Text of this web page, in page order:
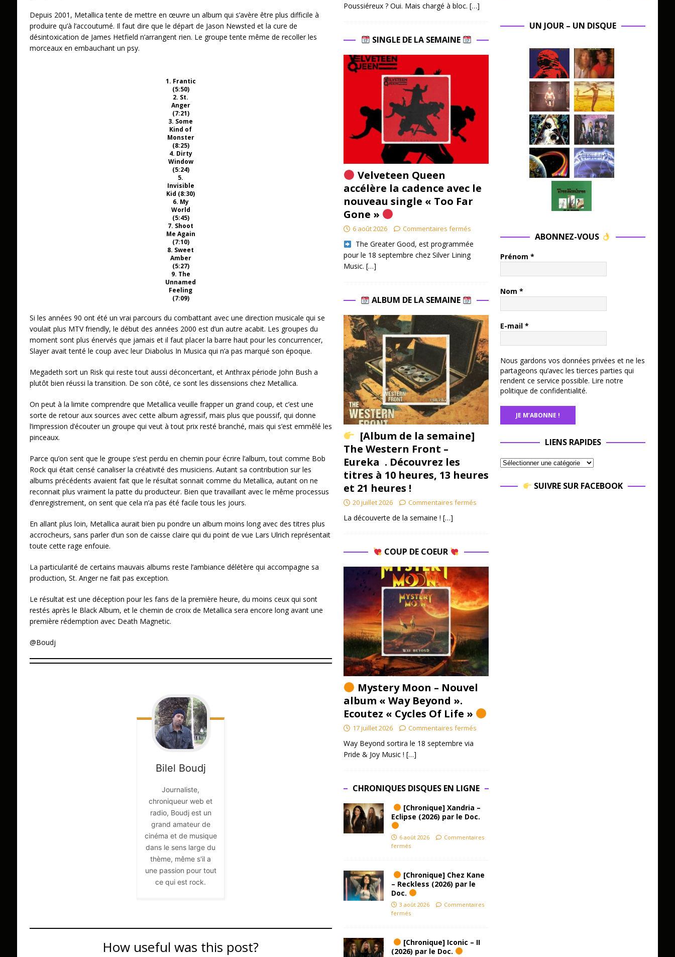
Depuis 2001, Metallica tente de mettre en œuvre un album qui s’avère être plus difficile à
produire qu’à l’accoutumé. Il faut dire que le départ de Jason Newsted et la cure de
désintoxication de James Hetfield n’arrangent rien. Le groupe tente même de recoller les
morceaux en embauchant un psy.
1. Frantic
(5:50)
2. St.
Anger
(7:21)
3. Some
Kind of
Monster
(8:25)
4. Dirty
Window
(5:24)
5.
Invisible
Kid (8:30)
6. My
World
(5:45)
7. Shoot
Me Again
(7:10)
8. Sweet
Amber
(5:27)
9. The
Unnamed
Feeling
(7:09)
Si les années 90 ont été un vrai parcours du combattant avec une direction musicale qui se
voulait plus MTV friendly, le début des années 2000 est d’un autre acabit. Les groupes du
moment sont plus énervés que jamais et il faut placer la barre haut pour les concurrencer,
Slayer avait tenté le coup avec leur Diabolus In Musica qui n’a pas marqué son époque.
Megadeth sort un Risk qui reste tout aussi déconcertant, et Anthrax période John Bush a
plutôt bien réussi la transition. De son côté, ce sont les dissensions chez Metallica.
On peut à la limite comprendre que Metallica veuille frapper un grand coup, et c’est une
sorte de retour aux sources avec cette album agressif, mais plus que poussif, qui donne
l’impression d’écouter un groupe qui veut à tout prix resté branché, mais qui s’est emmêlé les
pinceaux.
Parce qu’on sent que le groupe s’est perdu en chemin pour écrire l’album, tout comme Bob
Rock qui était censé canaliser la créativité des musiciens. Autant sa contribution sur les
albums précédents avaient fait que le résultat sonnait comme du Metallica, autant on ne
reconnait plus vraiment la patte du producteur. Bien que travaillant avec le même processus
d’enregistrement, on sent que cela n’a pas été facile tous les jours.
En allant plus loin, Metallica aurait bien pu pondre un album moins long avec des titres plus
accrocheurs, sans parler d’un son de caisse claire qui du point de vue Lars Ulrich représentait
toute cette rage enfouie.
La particularité de certains mauvais albums reste l’ambiance délétère qui accompagne sa
production, St. Anger ne fait pas exception.
Le résultat est une déception pour les fans de la première heure, du moins ceux qui sont
restés après le Black Album, et le chemin de croix de Metallica sera encore long avant une
première rédemption avec Death Magnetic.
@Boudj
Bilel Boudj
Journaliste,
chroniqueur web et
radio, Boudj est un
grand amateur de
cinéma et de musique
dans le sens large du
thème, même s'il a
une passion pour tout
ce qui est rock.
How useful was this post?
Poussiéreux ? Oui. Mais chargé à bloc. […]
SINGLE DE LA SEMAINE
Velveteen Queen
accélère la cadence avec le
nouveau single « Too Far
Gone »
6 août 2026 Commentaires fermés
​ The Greater Good, est programmée
pour le 18 septembre chez Silver Lining
Music. […]
ALBUM DE LA SEMAINE
[Album de la semaine]
The Western Front –
Eureka . Découvrez les
titres à 10 heures, 13 heures
et 21 heures !
20 juillet 2026 Commentaires fermés
La découverte de la semaine ! […]
COUP DE COEUR
Mystery Moon – Nouvel
album « Way Beyond ».
Ecoutez « Cycles Of Life »
17 juillet 2026 Commentaires fermés
Way Beyond sortira le 18 septembre via
Pride & Joy Music ! […]
CHRONIQUES DISQUES EN LIGNE
[Chronique] Xandria –
Eclipse (2026) par le Doc.
6 août 2026
Commentaires
fermés
[Chronique] Chez Kane
– Reckless (2026) par le
Doc.
3 août 2026
Commentaires
fermés
[Chronique] Iconic – II
(2026) par le Doc.
UN JOUR – UN DISQUE
ABONNEZ-VOUS
Prénom *
Nom *
E-mail *
Nous gardons vos données privées et ne les
partageons qu’avec les tierces parties qui
rendent ce service possible. Lire notre
politique de confidentialité.
LIENS RAPIDES
SUIVRE SUR FACEBOOK